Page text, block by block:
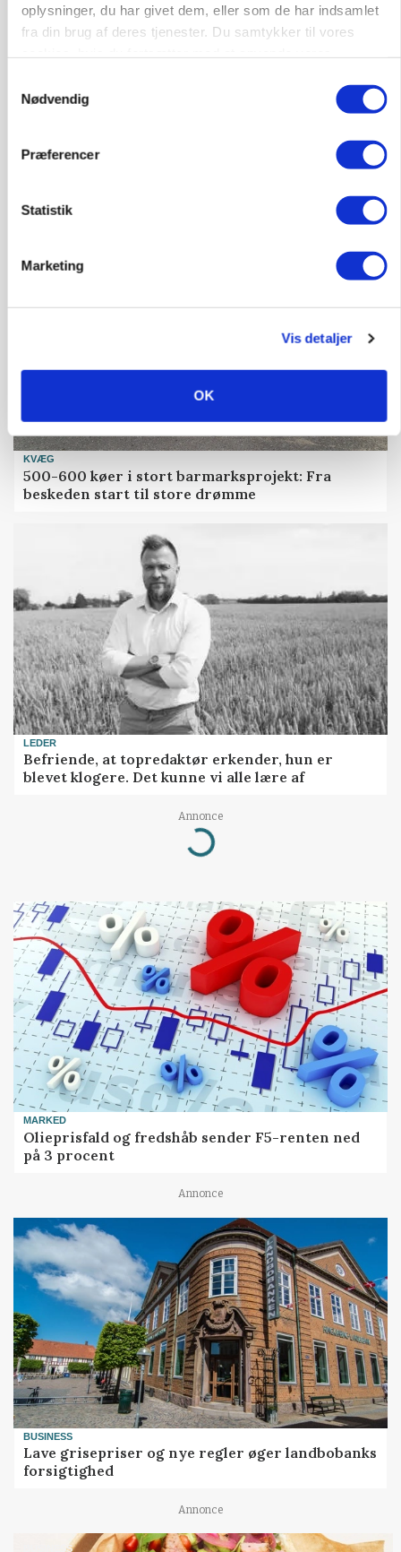
oplysninger, du har givet dem, eller som de har indsamlet
fra din brug af deres tjenester. Du samtykker til vores
Nødvendig
Præferencer
Statistik
Marketing
Vis detaljer
OK
Olien styrer råvaremarkederne
KVÆG
500-600 køer i stort barmarksprojekt: Fra
beskeden start til store drømme
LEDER
Befriende, at topredaktør erkender, hun er
blevet klogere. Det kunne vi alle lære af
Annonce
Loading...
MARKED
Olieprisfald og fredshåb sender F5-renten ned
på 3 procent
Annonce
BUSINESS
Lave grisepriser og nye regler øger landbobanks
forsigtighed
Annonce
BUSINESS